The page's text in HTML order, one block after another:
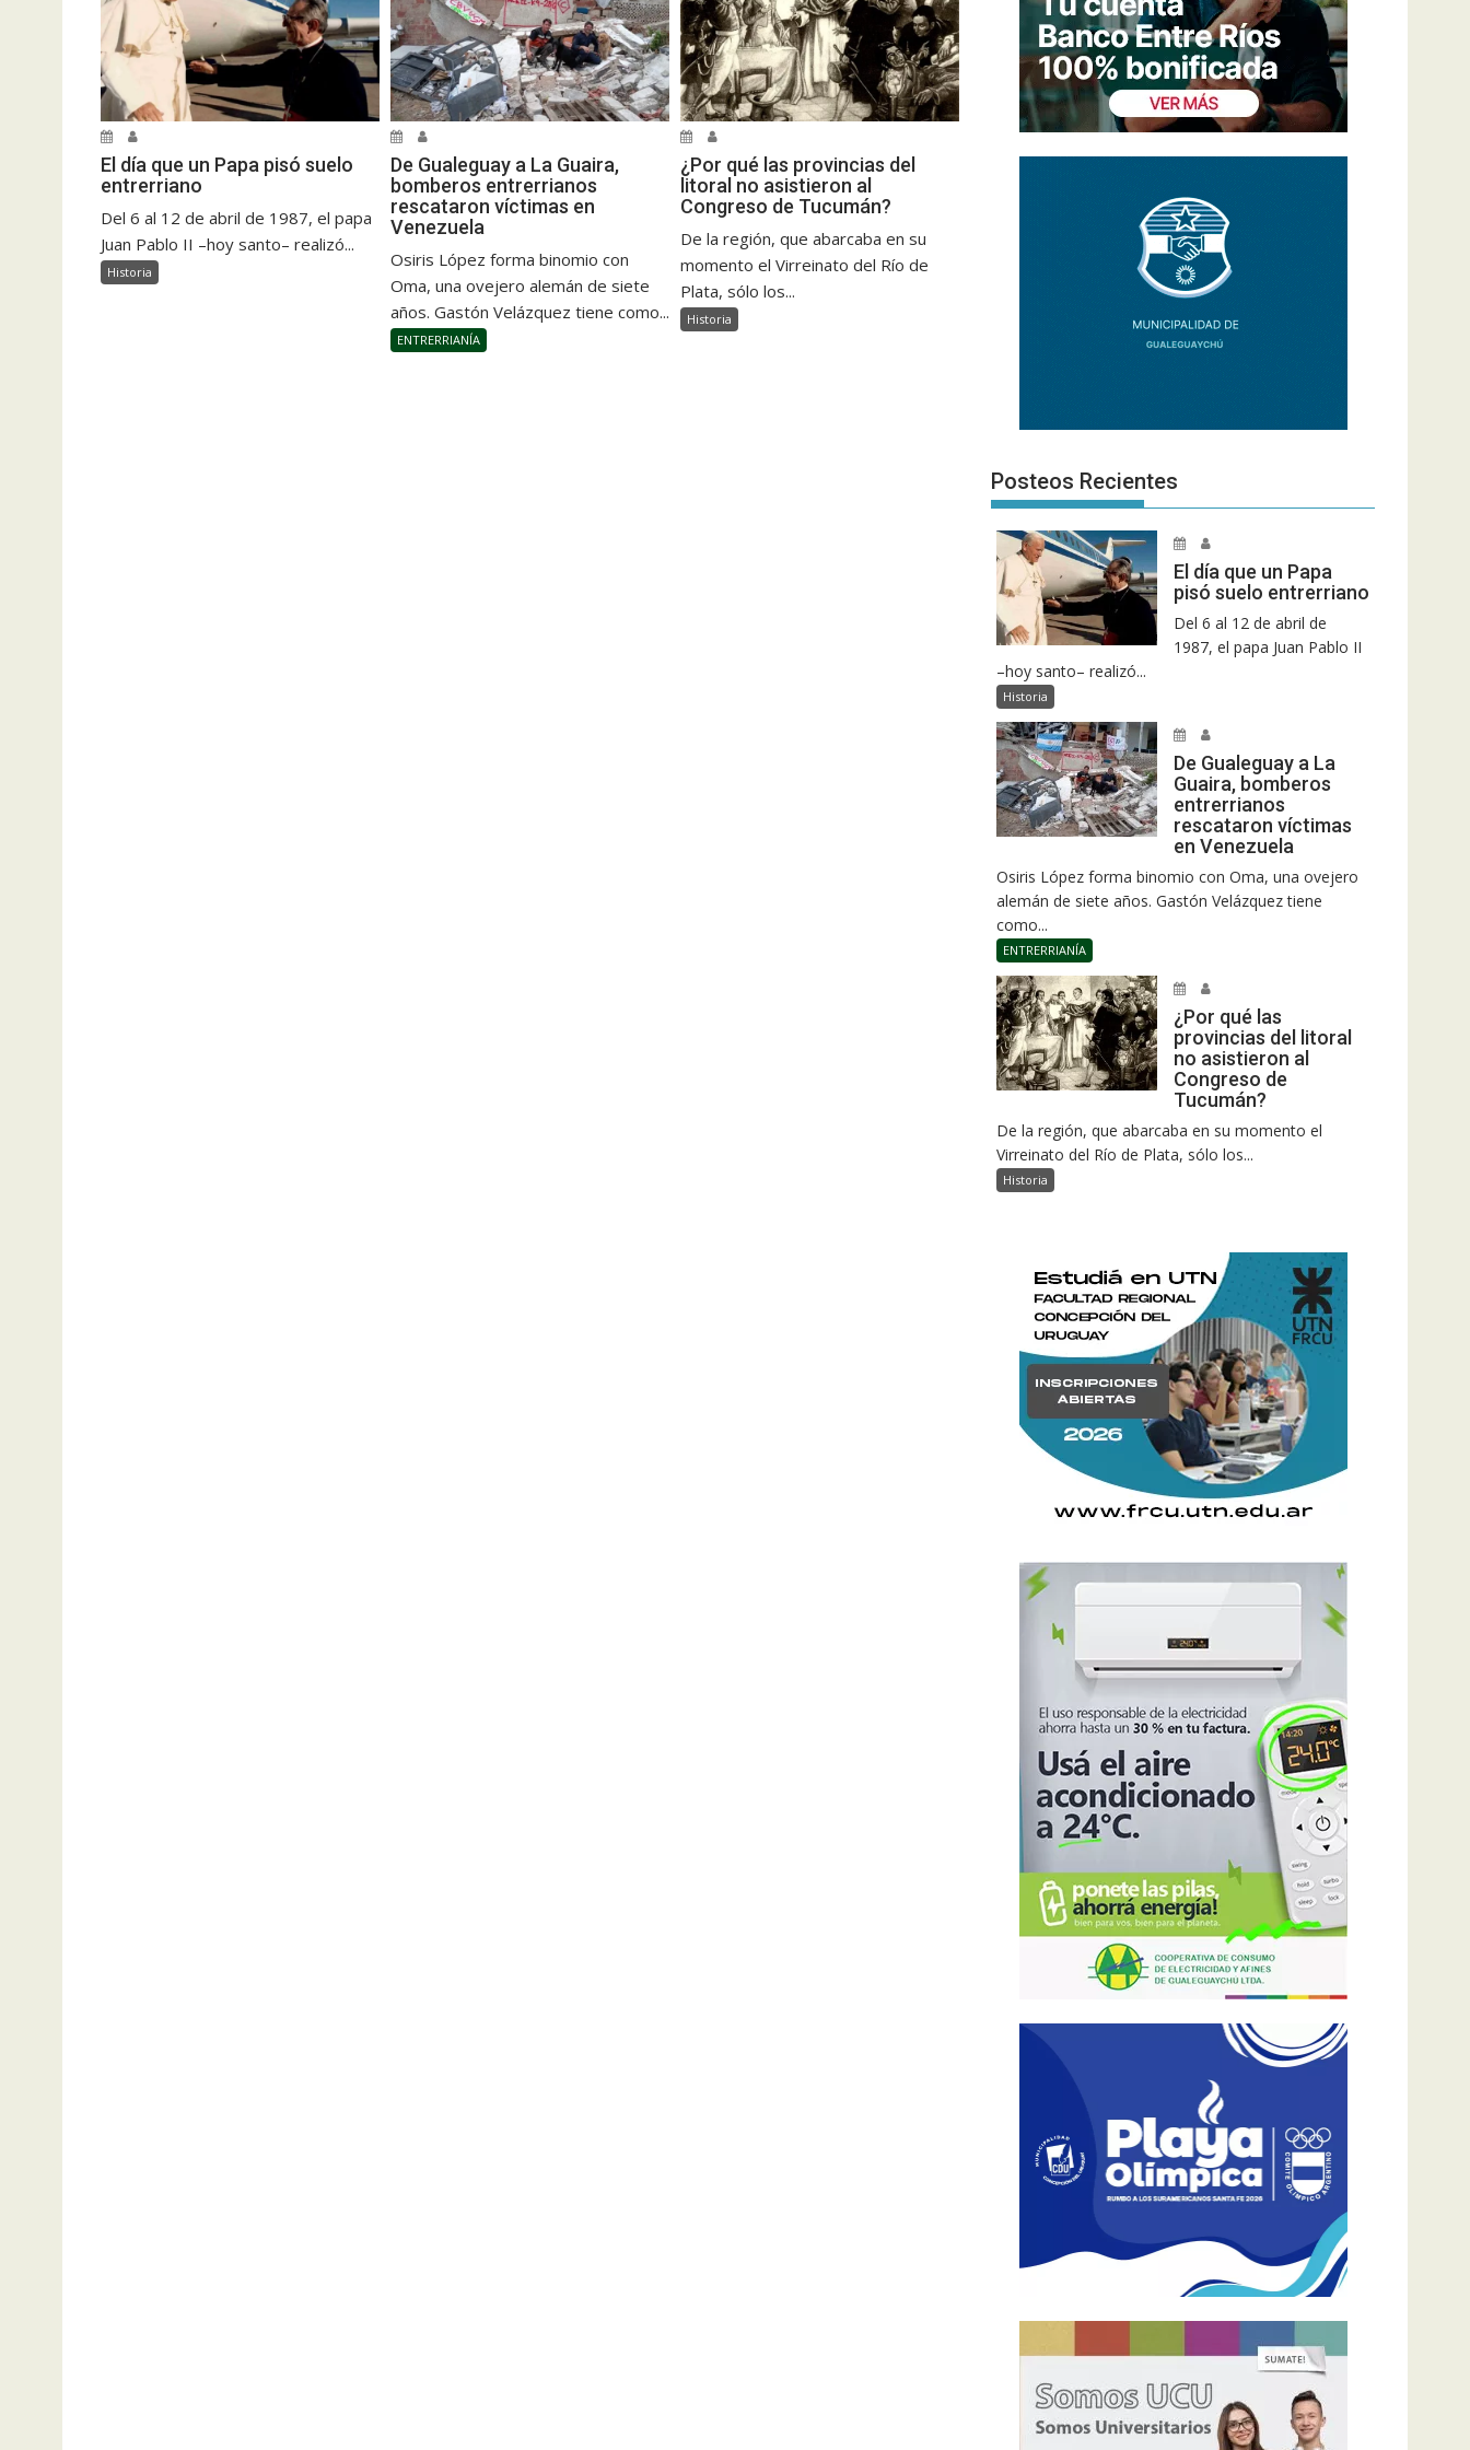
El día que un Papa pisó suelo
entrerriano
Del 6 al 12 de abril de 1987, el papa
Juan Pablo II –hoy santo– realizó...
Historia
De Gualeguay a La Guaira,
bomberos entrerrianos
rescataron víctimas en
Venezuela
Osiris López forma binomio con
Oma, una ovejero alemán de siete
años. Gastón Velázquez tiene como...
ENTRERRIANÍA
¿Por qué las provincias del
litoral no asistieron al
Congreso de Tucumán?
De la región, que abarcaba en su
momento el Virreinato del Río de
Plata, sólo los...
Historia
Posteos Recientes
El día que un Papa
pisó suelo entrerriano
Del 6 al 12 de abril de
1987, el papa Juan Pablo II
–hoy santo– realizó...
Historia
De Gualeguay a La
Guaira, bomberos
entrerrianos
rescataron víctimas
en Venezuela
Osiris López forma binomio con Oma, una ovejero
alemán de siete años. Gastón Velázquez tiene
como...
ENTRERRIANÍA
¿Por qué las
provincias del litoral
no asistieron al
Congreso de
Tucumán?
De la región, que abarcaba en su momento el
Virreinato del Río de Plata, sólo los...
Historia